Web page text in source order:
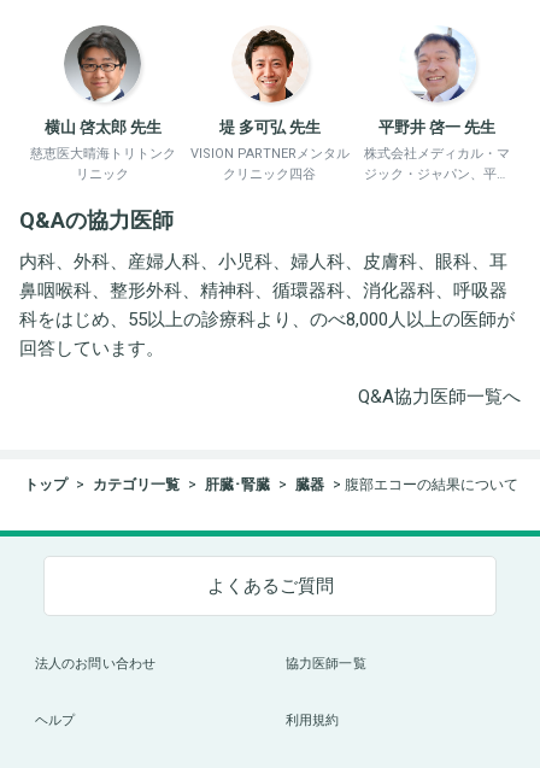
横山 啓太郎 先生
慈恵医大晴海トリトンク
リニック
堤 多可弘 先生
VISION PARTNERメンタル
クリニック四谷
平野井 啓一 先生
株式会社メディカル・マ
ジック・ジャパン、平野
Q&Aの協力医師
内科、外科、産婦人科、小児科、婦人科、皮膚科、眼科、耳
鼻咽喉科、整形外科、精神科、循環器科、消化器科、呼吸器
科をはじめ、55以上の診療科より、のべ8,000人以上の医師が
回答しています。
Q&A協力医師一覧へ
トップ カテゴリ一覧 肝臓･腎臓 臓器 腹部エコーの結果について
よくあるご質問
法人のお問い合わせ 協力医師一覧
ヘルプ 利用規約